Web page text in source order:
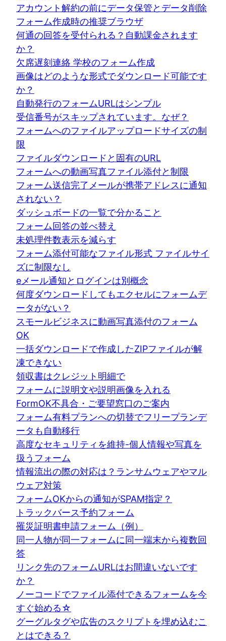
アカウント解約の前にデータ保管とデータ削除
フォーム作成時の推奨ブラウザ
何通の回答を受付られる？自動課金されます
か？
欠席遅刻連絡 学校のフォーム作成
画像はどのような形式でダウンロード可能です
か？
自動発行のフォームURLはシンプル
受信番号がスキップされています。なぜ？
フォームへのファイルアップロードサイズの制
限
ファイルダウンロードと固有のURL
フォームへの動画写真ファイル添付と制限
フォーム送信完了メールが携帯アドレスに通知
されない？
ダッシュボードの一覧で分かること
フォーム回答の並べ替え
未処理件数表示を減らす
フォーム添付可能なファイル形式 ファイルサイ
ズに制限なし
eメール通知とログインは別概念
何度ダウンロードしてもエクセルにフォームデ
ータがない？
スモールビジネスに動画写真添付のフォーム
OK
一括ダウンロードで作成したZIPファイルが解
凍できない
領収書はクレジット明細で
フォームに説明文や説明画像を入れる
FormOK不具合・ご要望窓口のご案内
フォーム有料プランへの切替でフリープランデ
ータも自動移行
高度なセキュリティを維持-個人情報や写真を
扱うフォーム
情報流出の際の対応は？ランサムウェアやマル
ウェア対策
フォームOKからの通知がSPAM指定？
トラックバース予約フォーム
罹災証明書申請フォーム（例）
同一人物が同一フォームに同一端末から複数回
答
リンク先のフォームURLはお間違いないです
か？
ノーコードでファイル添付できるフォームを今
すぐ始める☆
グーグルタグや広告のスクリプトを埋め込むこ
とはできる？